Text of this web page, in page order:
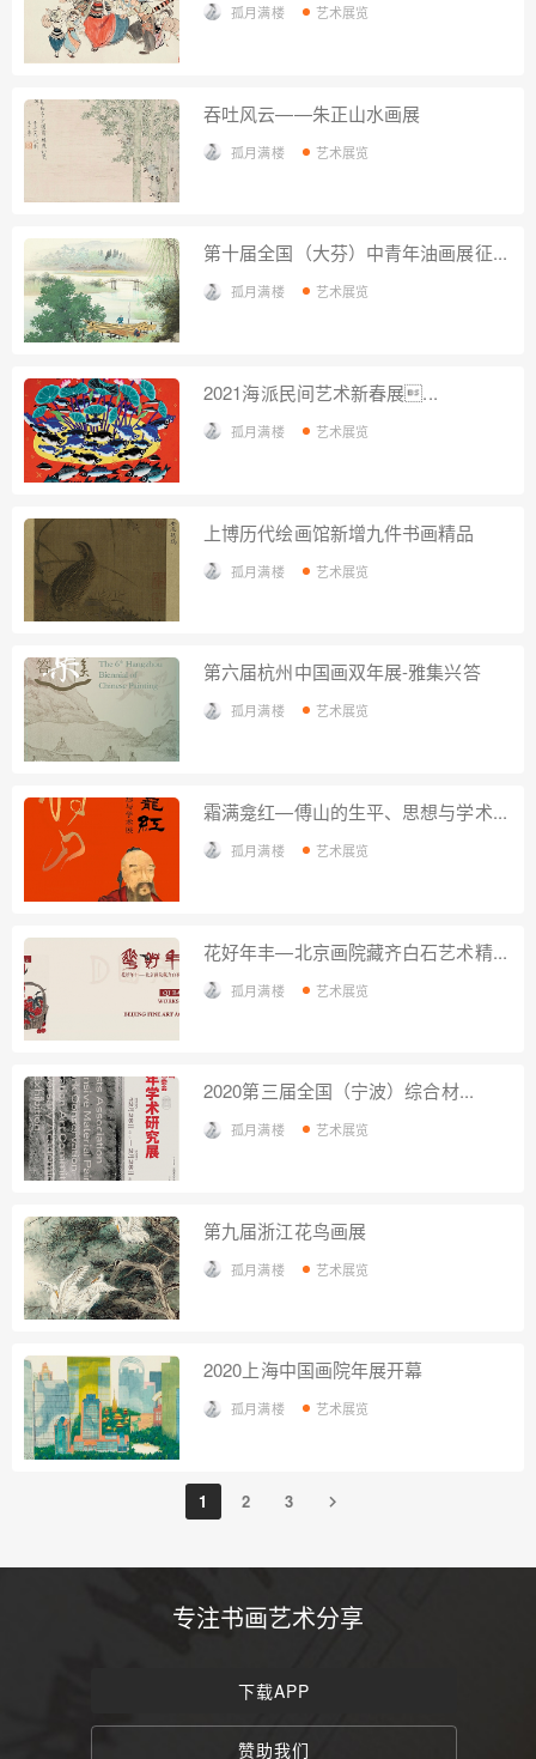
孤月满楼 艺术展览
吞吐风云——朱正山水画展
孤月满楼 艺术展览
第十届全国（大芬）中青年油画展征...
孤月满楼 艺术展览
2021海派民间艺术新春展...
孤月满楼 艺术展览
上博历代绘画馆新增九件书画精品
孤月满楼 艺术展览
第六届杭州中国画双年展-雅集兴答
孤月满楼 艺术展览
霜满龛红—傅山的生平、思想与学术...
孤月满楼 艺术展览
花好年丰—北京画院藏齐白石艺术精...
孤月满楼 艺术展览
2020第三届全国（宁波）综合材...
孤月满楼 艺术展览
第九届浙江花鸟画展
孤月满楼 艺术展览
2020上海中国画院年展开幕
孤月满楼 艺术展览
1 2 3
专注书画艺术分享
下载APP
赞助我们